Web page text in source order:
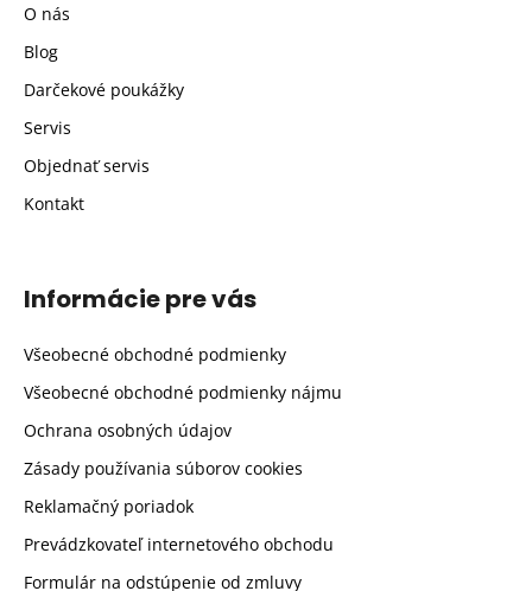
O nás
Blog
Darčekové poukážky
Servis
Objednať servis
Kontakt
Informácie pre vás
Všeobecné obchodné podmienky
Všeobecné obchodné podmienky nájmu
Ochrana osobných údajov
Zásady používania súborov cookies
Reklamačný poriadok
Prevádzkovateľ internetového obchodu
Formulár na odstúpenie od zmluvy